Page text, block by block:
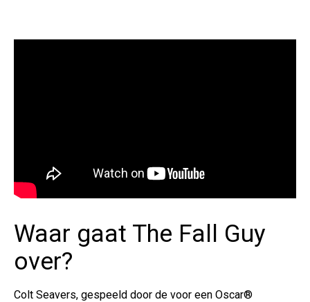
Waar gaat The Fall Guy
over?
Colt Seavers, gespeeld door de voor een Oscar®